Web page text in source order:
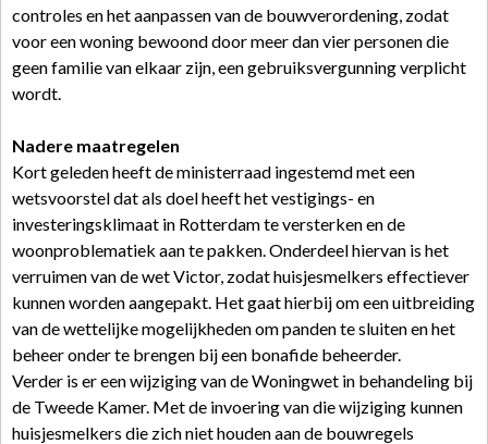
controles en het aanpassen van de bouwverordening, zodat
voor een woning bewoond door meer dan vier personen die
geen familie van elkaar zijn, een gebruiksvergunning verplicht
wordt.
Nadere maatregelen
Kort geleden heeft de ministerraad ingestemd met een
wetsvoorstel dat als doel heeft het vestigings- en
investeringsklimaat in Rotterdam te versterken en de
woonproblematiek aan te pakken. Onderdeel hiervan is het
verruimen van de wet Victor, zodat huisjesmelkers effectiever
kunnen worden aangepakt. Het gaat hierbij om een uitbreiding
van de wettelijke mogelijkheden om panden te sluiten en het
beheer onder te brengen bij een bonafide beheerder.
Verder is er een wijziging van de Woningwet in behandeling bij
de Tweede Kamer. Met de invoering van die wijziging kunnen
huisjesmelkers die zich niet houden aan de bouwregels